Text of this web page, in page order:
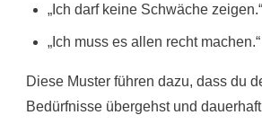
„Ich darf keine Schwäche zeigen.“
„Ich muss es allen recht machen.“
Diese Muster führen dazu, dass du
Bedürfnisse übergehst und